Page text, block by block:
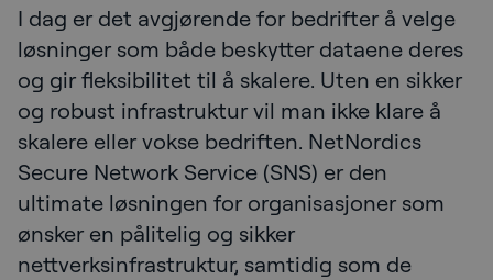
I dag er det avgjørende for bedrifter å velge
løsninger som både beskytter dataene deres
og gir fleksibilitet til å skalere. Uten en sikker
og robust infrastruktur vil man ikke klare å
skalere eller vokse bedriften. NetNordics
Secure Network Service (SNS) er den
ultimate løsningen for organisasjoner som
ønsker en pålitelig og sikker
nettverksinfrastruktur, samtidig som de